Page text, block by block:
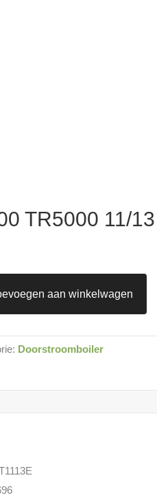
TR5000 11/
aan winkelwagen
Doorstroomboiler